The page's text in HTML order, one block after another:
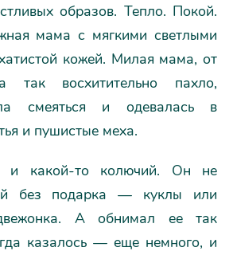
образов. Тепло. Покой.
мама с мягкими светлыми
кожей. Милая мама, от
так восхитительно пахло,
смеяться и одевалась в
и пушистые меха.
и какой-то колючий. Он не
без подарка — куклы или
А обнимал ее так
казалось — еще немного, и